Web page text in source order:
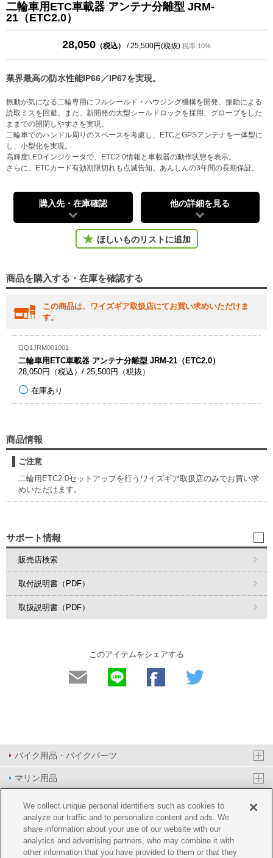
二輪車用ETC車載器 アンテナ分離型 JRM-
21（ETC2.0）
28,050 （税込） / 25,500円(税抜) 税率:10%
業界最高の防水性能IP66／IP67を実現。
振動が気になる二輪専用にフルシールド・ハウジング機構を開発、振動による
読取ミスを回避。また、新開発の大型シールドロックを採用、グローブをした
ままでの開閉しやすさを実現。
二輪車でのハンドル周りのスペースを考慮し、ETCとGPSアンテナを一体型に
し、小型化を実現。
高輝度LEDインジケータで、ETC2.0情報と車載器の動作状態を表示。
さらに、ETCカード有効期限切れも点滅告知。あんしんの3年間の長期保証。
購入先・在庫確認 他の詳細を見る
ほしいものリストに追加
商品を購入する・在庫を確認する
この商品は、ワイズギア取扱店にてお買い求めいただけま
す。
QQ1JRM001001
二輪車用ETC車載器 アンテナ分離型 JRM-21（ETC2.0）
28,050円（税込）/ 25,500円（税抜）
在庫あり
商品情報
ご注意
二輪用ETC2.0セットアップを行うワイズギア取扱店のみでお買い求
めいただけます。
サポート情報
販売店検索
取付説明書（PDF）
取扱説明書（PDF）
このアイテムをシェアする
バイク用品・バイクパーツ
マリン用品
PAS/YPJ用品
その他用品
イベント&エンターテイメント
We collect unique personal identifiers such as cookies to
analyze our traffic and to personalize content and ads. We
share information about your use of our website with our
analytics and advertising partners, who may combine it with
other information that you have provided to them or that they